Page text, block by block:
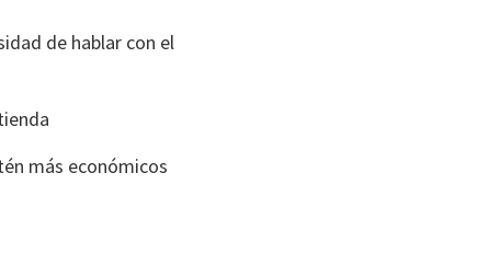
de hablar con el
más económicos